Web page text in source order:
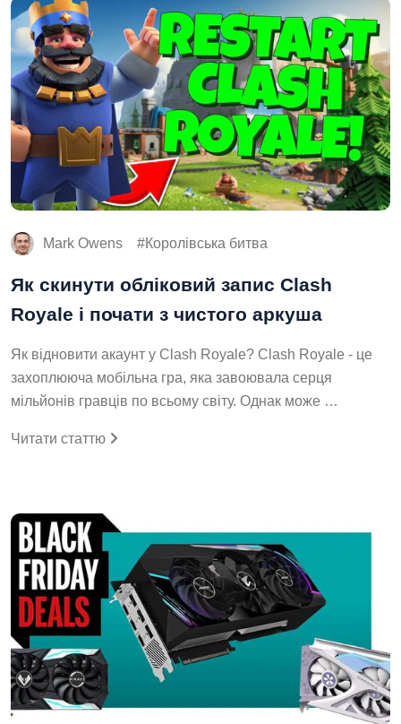
Mark Owens Королівська битва
Як скинути обліковий запис Clash
Royale і почати з чистого аркуша
Як відновити акаунт у Clash Royale? Clash Royale - це
захоплююча мобільна гра, яка завоювала серця
мільйонів гравців по всьому світу. Однак може …
Читати статтю